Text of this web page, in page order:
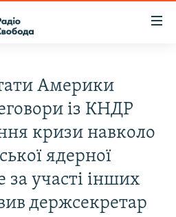
Америки
із КНДР
кризи навколо
ядерної
участі інших
держсекретар